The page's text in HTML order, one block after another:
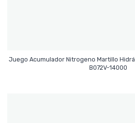
Juego Acumulador Nitrogeno Martillo
B072V-14000
Leer Más